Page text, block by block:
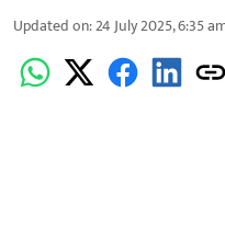
Updated on:24 July 2025, 6:35